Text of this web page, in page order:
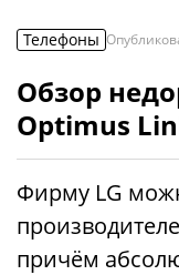
Телефоны
Обзор
Optimus
Фирму LG
причём